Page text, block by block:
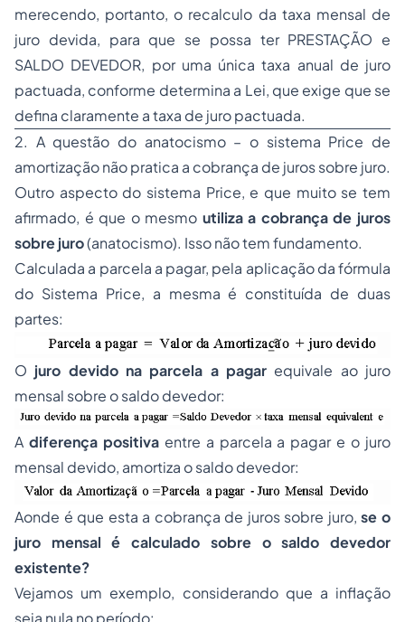
merecendo, portanto, o recalculo da taxa mensal de
juro devida, para que se possa ter PRESTAÇÃO e
SALDO DEVEDOR, por uma única taxa anual de juro
pactuada, conforme determina a Lei, que exige que se
defina claramente a taxa de juro pactuada.
2. A questão do anatocismo – o sistema Price de
amortização não pratica a cobrança de juros sobre juro.
Outro aspecto do sistema Price, e que muito se tem
afirmado, é que o mesmo utiliza a cobrança de juros
sobre juro(anatocismo). Isso não tem fundamento.
Calculada a parcela a pagar, pela aplicação da fórmula
do Sistema Price, a mesma é constituída de duas
partes:
O juro devido na parcela a pagar equivale ao juro
mensal sobre o saldo devedor:
A diferença positivaentre a parcela a pagar e o juro
mensal devido, amortiza o saldo devedor:
Aonde é que esta a cobrança de juros sobre juro,se o
juro mensal é calculado sobre o saldo devedor
existente?
Vejamos um exemplo, considerando que a inflação
seja nula no período: